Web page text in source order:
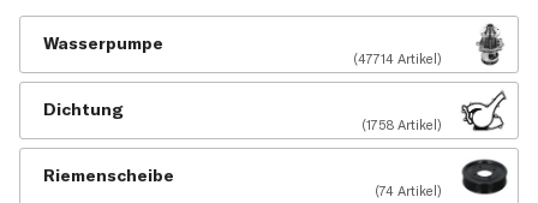
Wasserpumpe
(47714 Artikel)
Dichtung
(1758 Artikel)
Riemenscheibe
(74 Artikel)